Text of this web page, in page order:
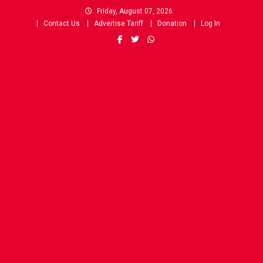
Friday, August 07, 2026
Contact Us
Advertise Tariff Donation Log In